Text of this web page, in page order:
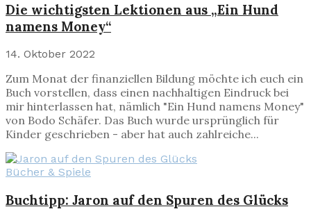
Die wichtigsten Lektionen aus „Ein Hund
namens Money“
14. Oktober 2022
Zum Monat der finanziellen Bildung möchte ich euch ein
Buch vorstellen, dass einen nachhaltigen Eindruck bei
mir hinterlassen hat, nämlich "Ein Hund namens Money"
von Bodo Schäfer. Das Buch wurde ursprünglich für
Kinder geschrieben - aber hat auch zahlreiche...
Bücher & Spiele
Buchtipp: Jaron auf den Spuren des Glücks